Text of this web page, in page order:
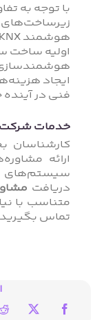
با توجه به
زیرساخت‌های
اولیه ساخت
هوشمند‌سازی
ایجاد
فنی در
خدمات
ارائه
سیستم‌های
دریافت
متناسب با
تماس